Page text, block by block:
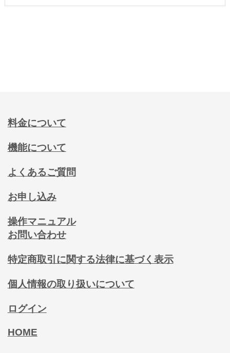
料金について
機能について
よくあるご質問
お申し込み
操作マニュアル
お問い合わせ
特定商取引に関する法律に基づく表示
個人情報の取り扱いについて
ログイン
HOME